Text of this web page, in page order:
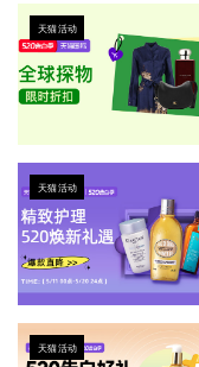
天猫活动
天猫活动
天猫活动